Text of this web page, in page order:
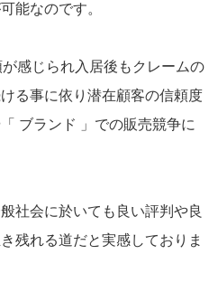
能なのです。
感じられ入居後もクレームの
る事に依り潜在顧客の信頼度
ブランド 」での販売競争に
社会に於いても良い評判や良
残れる道だと実感しておりま